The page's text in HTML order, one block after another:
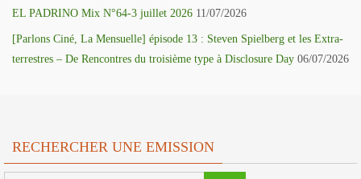
EL PADRINO Mix N°64-3 juillet 2026 11/07/2026
[Parlons Ciné, La Mensuelle] épisode 13 : Steven Spielberg et les Extra-
terrestres – De Rencontres du troisième type à Disclosure Day 06/07/2026
RECHERCHER UNE EMISSION